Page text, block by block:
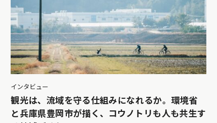
インタビュー
観光は、流域を守る仕組みになれるか。環境省
と兵庫県豊岡市が描く、コウノトリも人も共生す